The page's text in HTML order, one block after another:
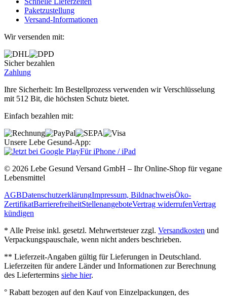
Paketzustellung
Versand‐Informationen
Wir versenden mit:
Sicher bezahlen
Zahlung
Ihre Sicherheit: Im Bestellprozess verwenden wir Verschlüsselung
mit 512 Bit, die höchsten Schutz bietet.
Einfach bezahlen mit:
Unsere Lebe Gesund-App:
Für iPhone / iPad
© 2026 Lebe Gesund Versand GmbH – Ihr Online‐Shop für vegane
Lebensmittel
AGBDatenschutzerklärungImpressum, BildnachweisÖko‐
ZertifikatBarrierefreiheitStellenangeboteVertrag widerrufenVertrag
kündigen
* Alle Preise inkl. gesetzl. Mehrwertsteuer zzgl. Versandkosten und
Verpackungspauschale, wenn nicht anders beschrieben.
** Lieferzeit‐Angaben gültig für Lieferungen in Deutschland.
Lieferzeiten für andere Länder und Informationen zur Berechnung
des Liefertermins siehe hier.
° Rabatt bezogen auf den Kauf von Einzelpackungen, des